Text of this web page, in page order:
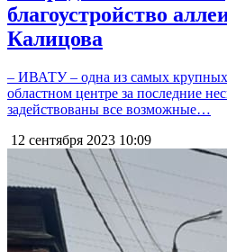
благоустройство
Калицова
– ИВАТУ – одна из самых
областном центре за последние
задействованы все возможные…
12 сентября 2023 10:09